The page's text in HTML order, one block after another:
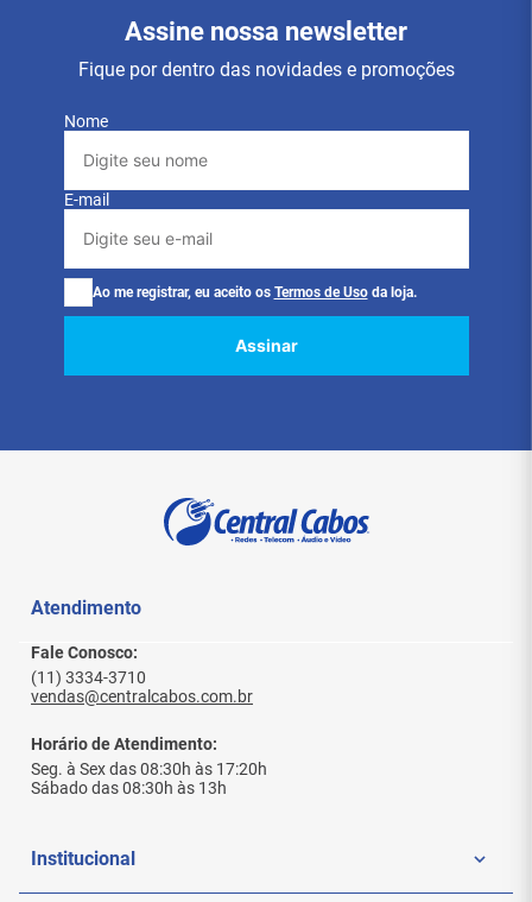
Assine nossa newsletter
Fique por dentro das novidades e promoções
Nome
E-mail
Ao me registrar, eu aceito os Termos de Uso da loja.
Assinar
Atendimento
Fale Conosco:
(11) 3334-3710
vendas@centralcabos.com.br
Horário de Atendimento:
Seg. à Sex das 08:30h às 17:20h
Sábado das 08:30h às 13h
Institucional